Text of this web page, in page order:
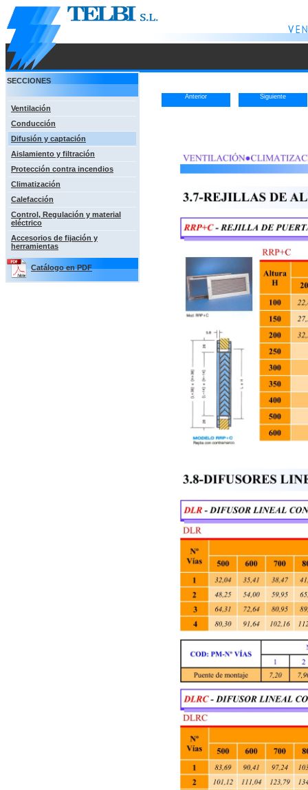
SECCIONES
Ventilación
Conducción
Difusión y captación
Aislamiento y filtración
Protección contra incendios
Climatización
Calefacción
Control, Regulación y material
eléctrico
Accesorios de fijación y
herramientas
Catálogo en PDF
Anterior Siguiente